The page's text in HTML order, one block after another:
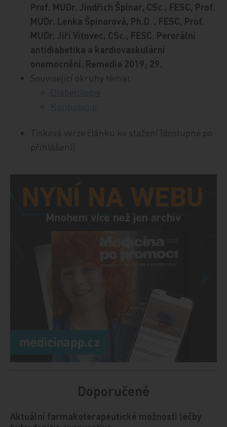
Prof. MUDr. Jindřich Špinar, CSc., FESC, Prof.
MUDr. Lenka Špinarová, Ph.D. , FESC, Prof.
MUDr. Jiří Vítovec, CSc., FESC. Perorální
antidiabetika a kardiovaskulární
onemocnění. Remedia 2019; 29.
Související okruhy témat:
Tisková verze článku ke stažení (dostupné po
přihlášení)
Doporučené
Aktuální farmakoterapeutické možnosti léčby